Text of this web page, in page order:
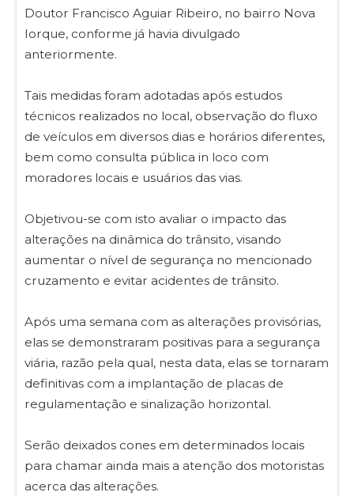
Doutor Francisco Aguiar Ribeiro, no bairro Nova
Iorque, conforme já havia divulgado
anteriormente.
Tais medidas foram adotadas após estudos
técnicos realizados no local, observação do fluxo
de veículos em diversos dias e horários diferentes,
bem como consulta pública in loco com
moradores locais e usuários das vias.
Objetivou-se com isto avaliar o impacto das
alterações na dinâmica do trânsito, visando
aumentar o nível de segurança no mencionado
cruzamento e evitar acidentes de trânsito.
Após uma semana com as alterações provisórias,
elas se demonstraram positivas para a segurança
viária, razão pela qual, nesta data, elas se tornaram
definitivas com a implantação de placas de
regulamentação e sinalização horizontal.
Serão deixados cones em determinados locais
para chamar ainda mais a atenção dos motoristas
acerca das alterações.